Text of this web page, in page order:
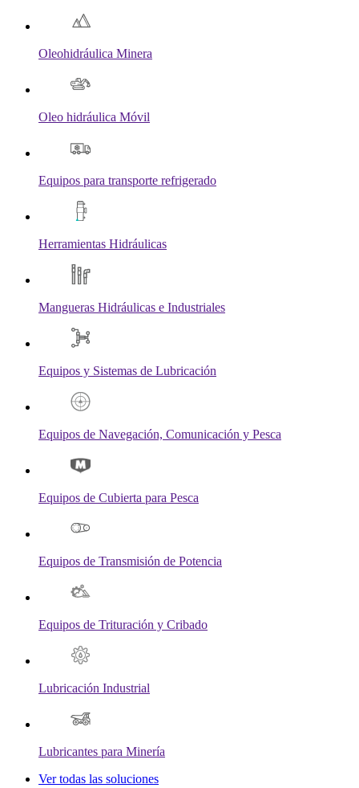
Oleohidráulica Minera
Oleo hidráulica Móvil
Equipos para transporte refrigerado
Herramientas Hidráulicas
Mangueras Hidráulicas e Industriales
Equipos y Sistemas de Lubricación
Equipos de Navegación, Comunicación y Pesca
Equipos de Cubierta para Pesca
Equipos de Transmisión de Potencia
Equipos de Trituración y Cribado
Lubricación Industrial
Lubricantes para Minería
Ver todas las soluciones